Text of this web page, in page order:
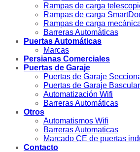
Rampas de carga
Rampas de carga
Rampas de carga
Barreras Automáticas
Puertas Automáticas
Marcas
Persianas Comerciales
Puertas de Garaje
Puertas de Garaje
Puertas de Garaje
Automatización Wifi
Barreras Automáticas
Otros
Automatismos Wifi
Barreras Automaticas
Marcado CE de puertas
Contacto